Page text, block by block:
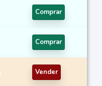
Comprar
Comprar
Vender